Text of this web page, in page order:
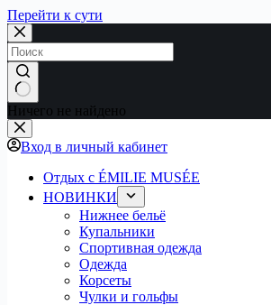
Перейти к сути
Ничего не найдено
Вход в личный кабинет
Отдых с ÉMILIE MUSÉE
НОВИНКИ
Нижнее бельё
Купальники
Спортивная одежда
Одежда
Корсеты
Чулки и гольфы